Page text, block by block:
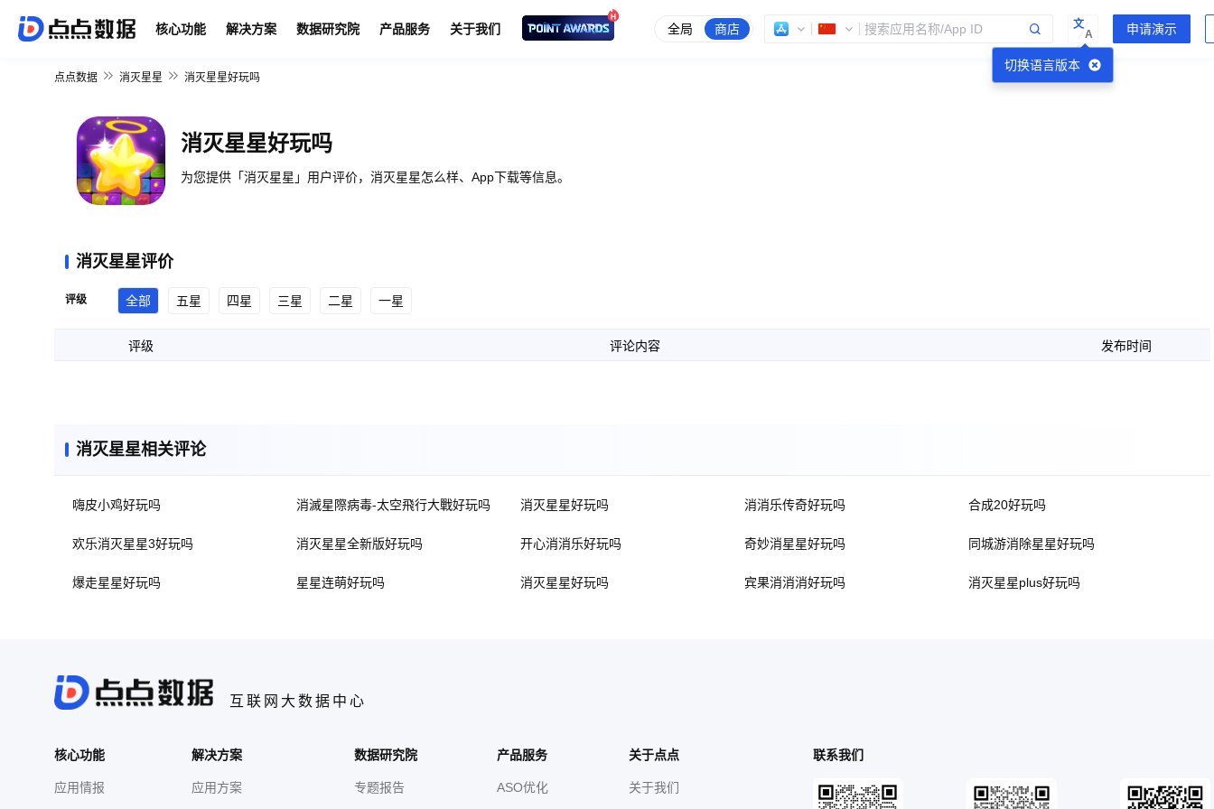
核心功能 解决方案 数据研究院 产品服务 关于我们 全局 商店
切换语言版本
文
A
点点数据 消灭星星 消灭星星好玩吗
消灭星星好玩吗
为您提供「消灭星星」用户评价，消灭星星怎么样、App下载等信息。
消灭星星评价
评级 全部 五星 四星 三星 二星 一星
评级 评论内容 发布时间
消灭星星相关评论
嗨皮小鸡好玩吗 消滅星際病毒-太空飛行大戰好玩吗 消灭星星好玩吗 消消乐传奇好玩吗 合成20好玩吗
欢乐消灭星星3好玩吗 消灭星星全新版好玩吗 开心消消乐好玩吗 奇妙消星星好玩吗 同城游消除星星好玩吗
爆走星星好玩吗 星星连萌好玩吗 消灭星星好玩吗 宾果消消消好玩吗 消灭星星plus好玩吗
互联网大数据中心
核心功能
应用情报
解决方案
应用方案
数据研究院
专题报告
产品服务
ASO优化
关于点点
关于我们
联系我们